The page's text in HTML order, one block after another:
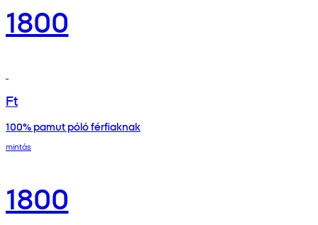
1800
Ft
100% pamut póló férfiaknak
mintás
1800